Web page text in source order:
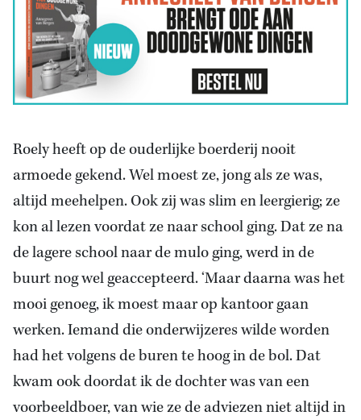
Roely heeft op de ouderlijke boerderij nooit
armoede gekend. Wel moest ze, jong als ze was,
altijd meehelpen. Ook zij was slim en leergierig; ze
kon al lezen voordat ze naar school ging. Dat ze na
de lagere school naar de mulo ging, werd in de
buurt nog wel geaccepteerd. ‘Maar daarna was het
mooi genoeg, ik moest maar op kantoor gaan
werken. Iemand die onderwijzeres wilde worden
had het volgens de buren te hoog in de bol. Dat
kwam ook doordat ik de dochter was van een
voorbeeldboer, van wie ze de adviezen niet altijd in